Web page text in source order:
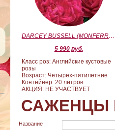
DARCEY BUSSELL (MONFERRATO) (Дарси Басл)
5 990 руб.
Класс роз: Английские кустовые
розы
Возраст: Четырех-пятилетние
Контейнер: 20 литров
АКЦИЯ: НЕ УЧАСТВУЕТ
САЖЕНЦЫ
Название